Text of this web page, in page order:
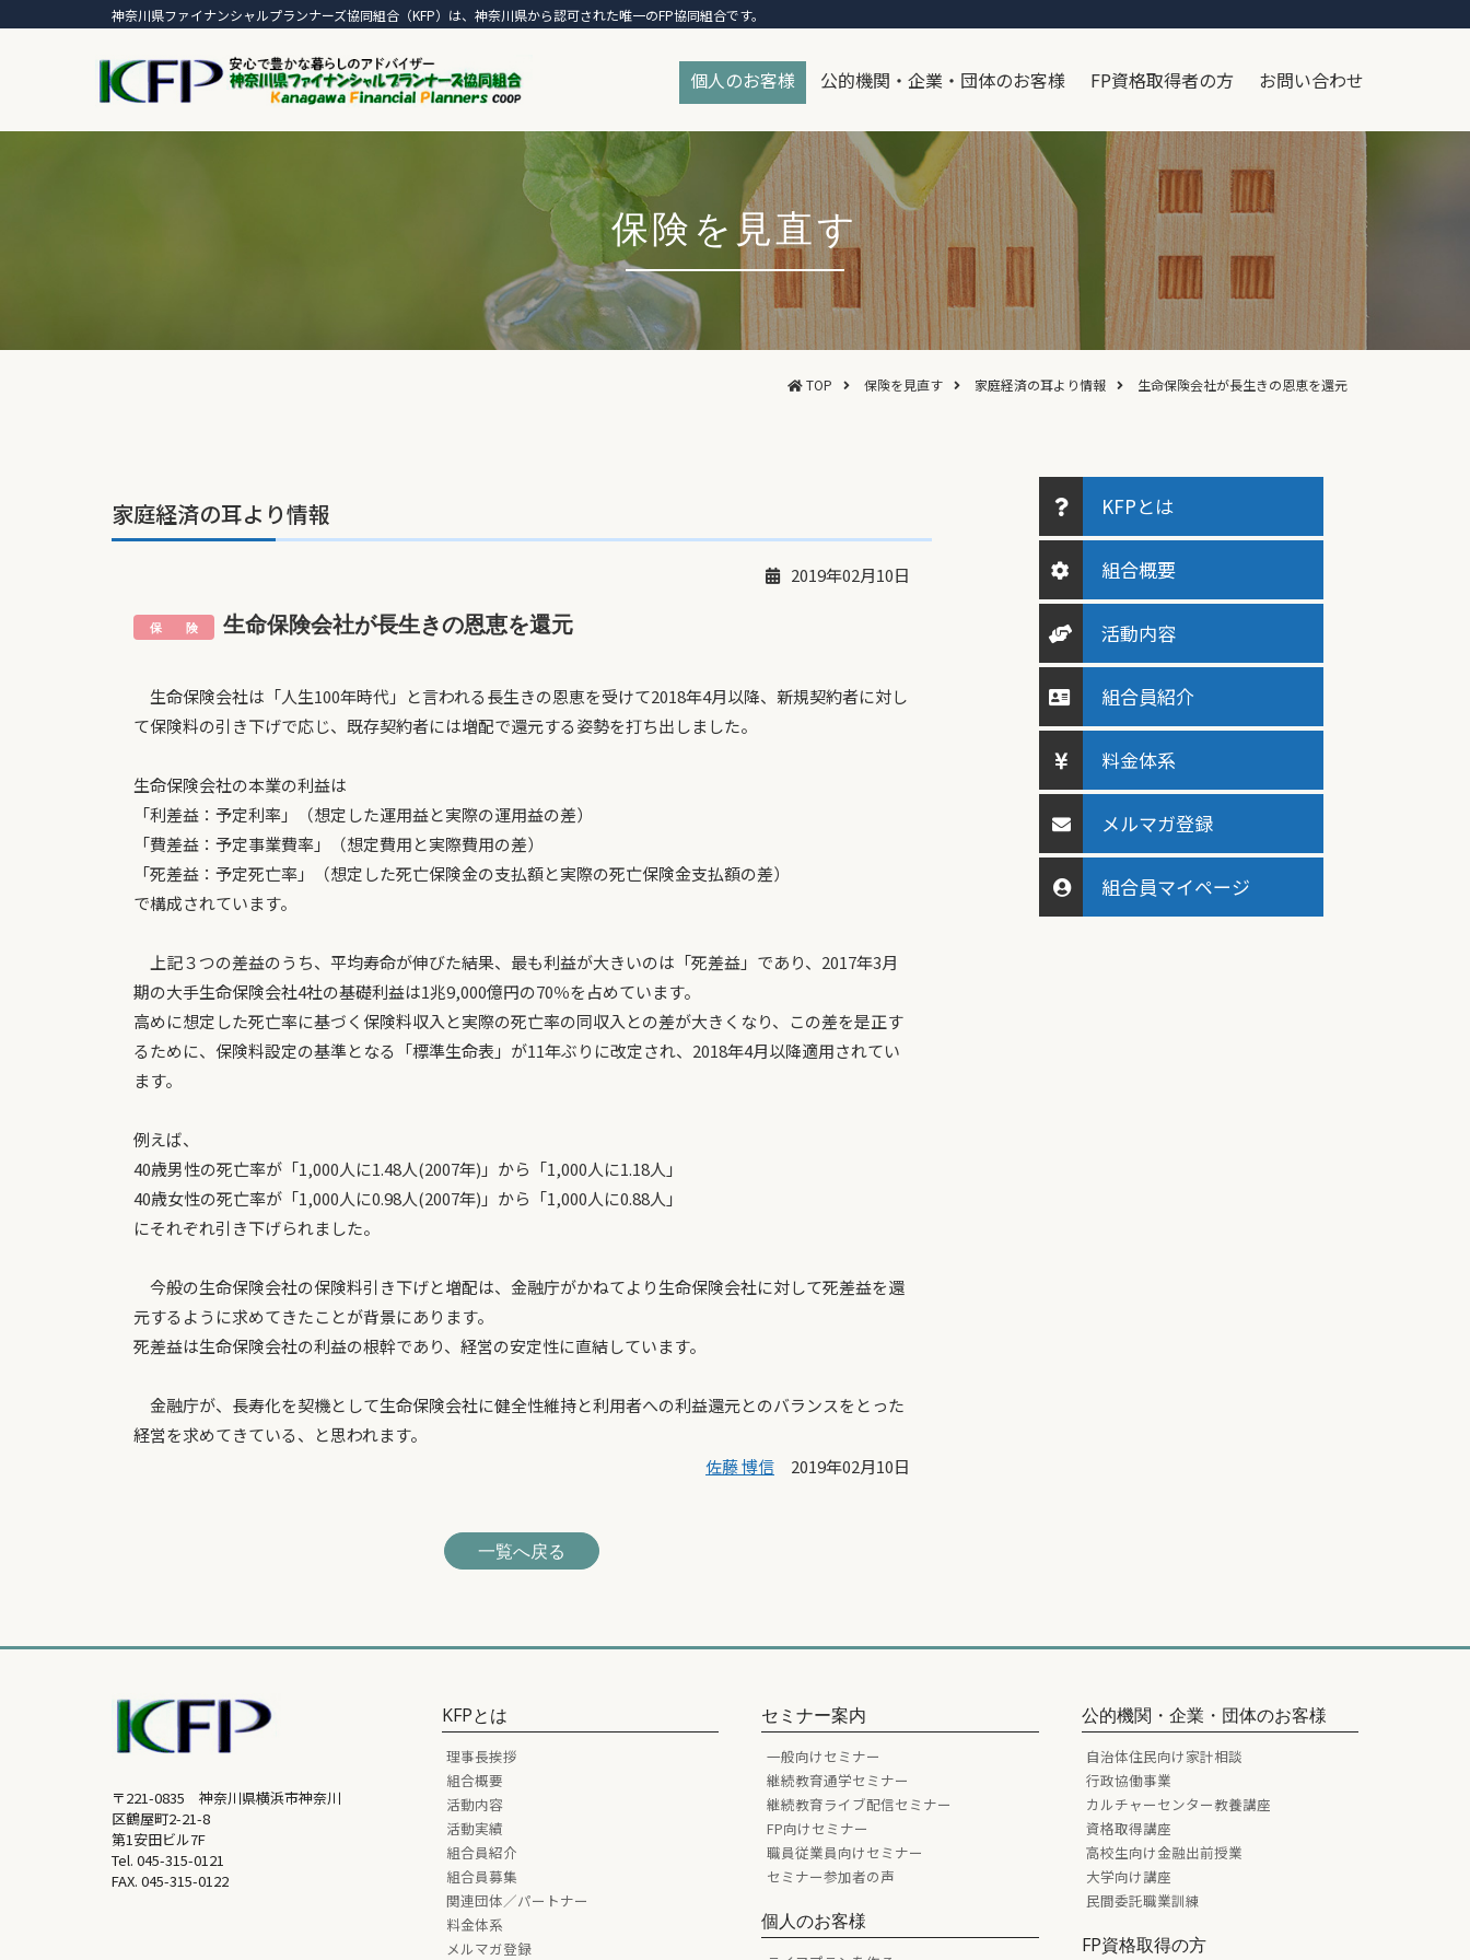
神奈川県ファイナンシャルプランナーズ協同組合（KFP）は、神奈川県から認可された唯一のFP協同組合です。
個人のお客様 公的機関・企業・団体のお客様 FP資格取得者の方 お問い合わせ
保険を見直す
TOP 保険を見直す 家庭経済の耳より情報 生命保険会社が長生きの恩恵を還元
家庭経済の耳より情報
2019年02月10日
生命保険会社が長生きの恩恵を還元
生命保険会社は「人生100年時代」と言われる長生きの恩恵を受けて2018年4月以降、新規契約者に対し
て保険料の引き下げで応じ、既存契約者には増配で還元する姿勢を打ち出しました。
生命保険会社の本業の利益は
「利差益：予定利率」（想定した運用益と実際の運用益の差）
「費差益：予定事業費率」（想定費用と実際費用の差）
「死差益：予定死亡率」（想定した死亡保険金の支払額と実際の死亡保険金支払額の差）
で構成されています。
上記３つの差益のうち、平均寿命が伸びた結果、最も利益が大きいのは「死差益」であり、2017年3月
期の大手生命保険会社4社の基礎利益は1兆9,000億円の70％を占めています。
高めに想定した死亡率に基づく保険料収入と実際の死亡率の同収入との差が大きくなり、この差を是正す
るために、保険料設定の基準となる「標準生命表」が11年ぶりに改定され、2018年4月以降適用されてい
ます。
例えば、
40歳男性の死亡率が「1,000人に1.48人(2007年)」から「1,000人に1.18人」
40歳女性の死亡率が「1,000人に0.98人(2007年)」から「1,000人に0.88人」
にそれぞれ引き下げられました。
今般の生命保険会社の保険料引き下げと増配は、金融庁がかねてより生命保険会社に対して死差益を還
元するように求めてきたことが背景にあります。
死差益は生命保険会社の利益の根幹であり、経営の安定性に直結しています。
金融庁が、長寿化を契機として生命保険会社に健全性維持と利用者への利益還元とのバランスをとった
経営を求めてきている、と思われます。
佐藤 博信 2019年02月10日
一覧へ戻る
KFPとは
組合概要
活動内容
組合員紹介
料金体系
メルマガ登録
組合員マイページ
〒221-0835 神奈川県横浜市神奈川
区鶴屋町2-21-8
第1安田ビル7F
Tel. 045-315-0121
FAX. 045-315-0122
KFPとは
理事長挨拶
組合概要
活動内容
活動実績
組合員紹介
組合員募集
関連団体／パートナー
料金体系
メルマガ登録
セミナー案内
一般向けセミナー
継続教育通学セミナー
継続教育ライブ配信セミナー
FP向けセミナー
職員従業員向けセミナー
セミナー参加者の声
個人のお客様
公的機関・企業・団体のお客様
自治体住民向け家計相談
行政協働事業
カルチャーセンター教養講座
資格取得講座
高校生向け金融出前授業
大学向け講座
民間委託職業訓練
FP資格取得の方